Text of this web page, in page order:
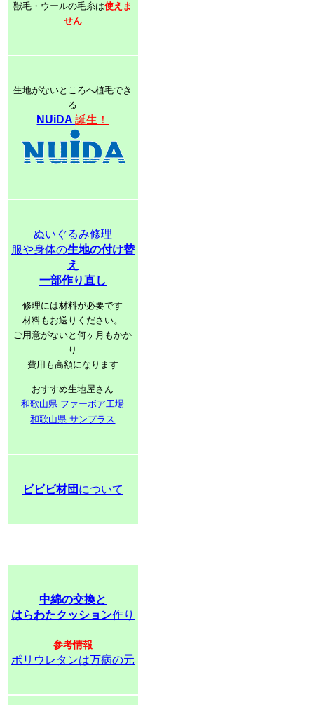
獣毛・ウールの毛糸は使えま
せん
生地がないところへ植毛でき
る
NUiDA誕生！
ぬいぐるみ修理
服や身体の生地の付け替
え
一部作り直し
修理には材料が必要です
材料もお送りください。
ご用意がないと何ヶ月もかか
り
費用も高額になります
おすすめ生地屋さん
和歌山県 ファーボア工場
和歌山県 サンプラス
ビビビ材団 について
中綿の交換と
はらわたクッション作り
参考情報
ポリウレタンは万病の元